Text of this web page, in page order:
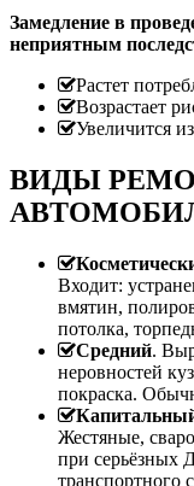
Замедление в
неприятным
Растет
Возрастает
Увеличится
ВИДЫ
Входит:
вмятин,
потолка,
Средний.
неровностей
покраска.
Жестяные,
при серьёзных
транспортного